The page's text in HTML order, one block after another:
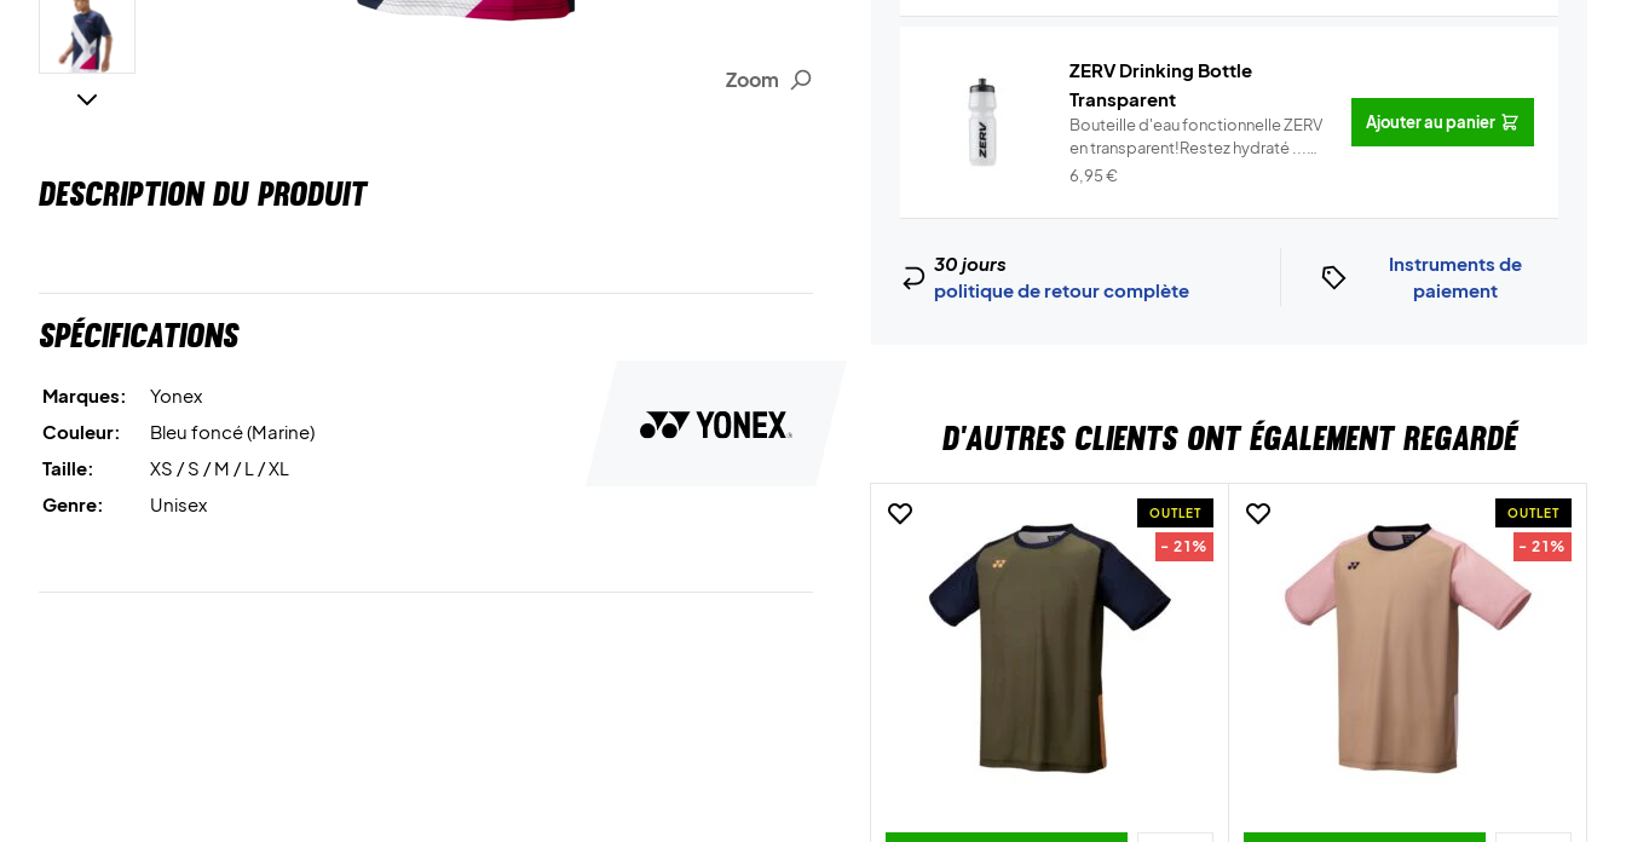
Zoom
DESCRIPTION DU PRODUIT
Spécifications
Marques:
Yonex
Couleur:
Bleu foncé (Marine)
Taille:
XS / S / M / L / XL
Genre:
Unisex
ZERV Drinking Bottle
Transparent
Bouteille d'eau fonctionnelle ZERV
en transparent!Restez hydraté ...
Info
6,95€
Ajouter au panier
30 jours
politique de retour complète
Instruments de
paiement
D'AUTRES CLIENTS ONT ÉGALEMENT REGARDÉ
OUTLET
- 21%
OUTLET
- 21%